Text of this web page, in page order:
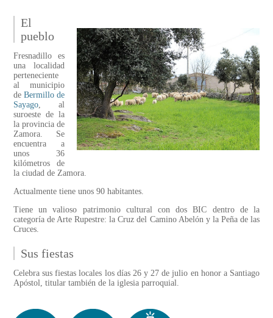
El
pueblo
Fresnadillo es
una localidad
perteneciente
al municipio
de Bermillo de
Sayago, al
suroeste de la
la provincia de
Zamora. Se
encuentra a
unos 36
kilómetros de
la ciudad de Zamora.
Actualmente tiene unos 90 habitantes.
Tiene un valioso patrimonio cultural con dos BIC dentro de la
categoría de Arte Rupestre: la Cruz del Camino Abelón y la Peña de las
Cruces.
Sus fiestas
Celebra sus fiestas locales los días 26 y 27 de julio en honor a Santiago
Apóstol, titular también de la iglesia parroquial.